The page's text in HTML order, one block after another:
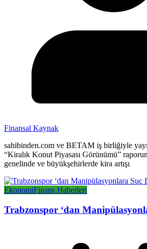
Finansal Kaynak
sahibinden.com ve BETAM iş birliğiyle
“Kiralık Konut Piyasası Görünümü”
genelinde ve büyükşehirlerde kira artışı
EkonomiFinans Haberleri
Trabzonspor ‘dan